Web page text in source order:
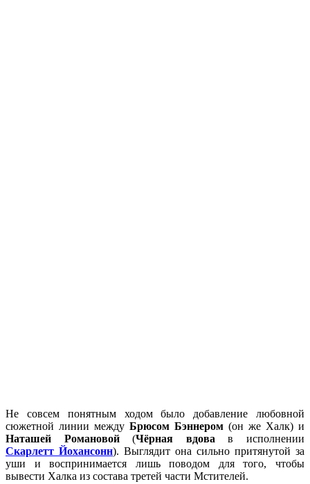
Не совсем понятным ходом было добавление любовной
сюжетной линии между Брюсом Бэннером (он же Халк) и
Наташей Романовой(Чёрная вдова в исполнении
Скарлетт Йохансонн). Выглядит она сильно притянутой за
уши и воспринимается лишь поводом для того, чтобы
вывести Халка из состава третей части Мстителей.